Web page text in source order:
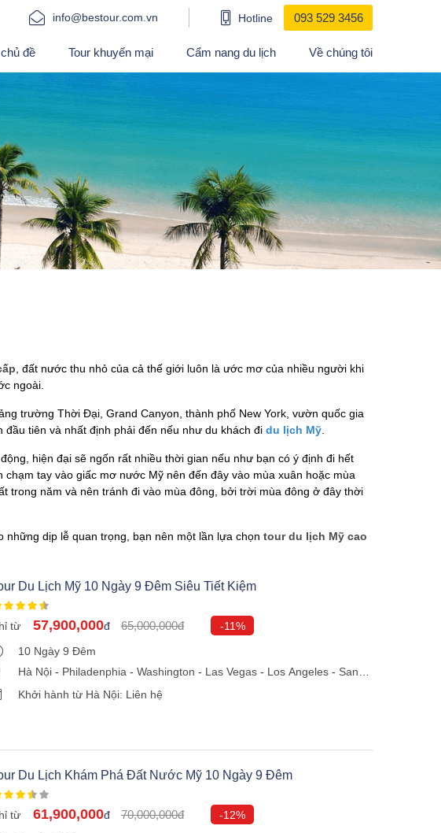
info@bestour.com.vn Hotline 093 529 3456
đề Tour khuyến mại Cẩm nang du lịch Về chúng tôi
, đất nước thu nhỏ của cả thế giới luôn là ước mơ của nhiều người khi
ngoài.
trường Thời Đại, Grand Canyon, thành phố New York, vườn quốc gia
tiên và nhất định phải đến nếu như du khách đi du lịch Mỹ
hiện đại sẽ ngốn rất nhiều thời gian nếu như bạn có ý định đi hết
tay vào giấc mơ nước Mỹ nên đến đây vào mùa xuân hoặc mùa
trong năm và nên tránh đi vào mùa đông, bởi trời mùa đông ở đây thời
dịp lễ quan trọng, bạn nên một lần lựa chọn tour du lịch Mỹ cao
Du Lịch Mỹ 10 Ngày 9 Đêm Siêu Tiết Kiệm
từ 57,900,000đ 65,000,000đ
-11%
10 Ngày 9 Đêm
Hà Nội - Philadenphia - Washington - Las Vegas - Los Angeles - San
Diego - Hollywood -Universal Studio
Khởi hành từ Hà Nội: Liên hệ
Du Lịch Khám Phá Đất Nước Mỹ 10 Ngày 9 Đêm
từ 61,900,000đ 70,000,000đ
-12%